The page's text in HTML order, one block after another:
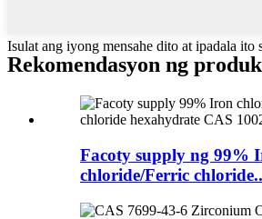
Isulat ang iyong mensahe dito at ipadala ito
Rekomendasyon ng
Facoty supply ng 99%
chloride/Ferric